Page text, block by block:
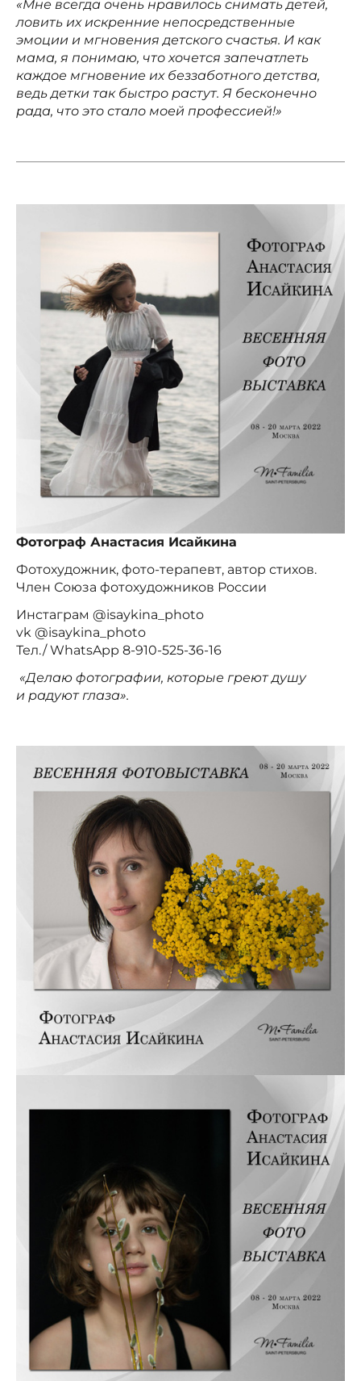
«Мне всегда очень нравилось снимать детей,
ловить их искренние непосредственные
эмоции и мгновения детского счастья. И как
мама, я понимаю, что хочется запечатлеть
каждое мгновение их беззаботного детства,
ведь детки так быстро растут. Я бесконечно
рада, что это стало моей профессией!»
Фотограф Анастасия Исайкина
Фотохудожник, фото-терапевт, автор стихов.
Член Союза фотохудожников России
Инстаграм @isaykina_photo
vk @isaykina_photo
Тел./ WhatsApp 8-910-525-36-16
«Делаю фотографии, которые греют душу
и радуют глаза».